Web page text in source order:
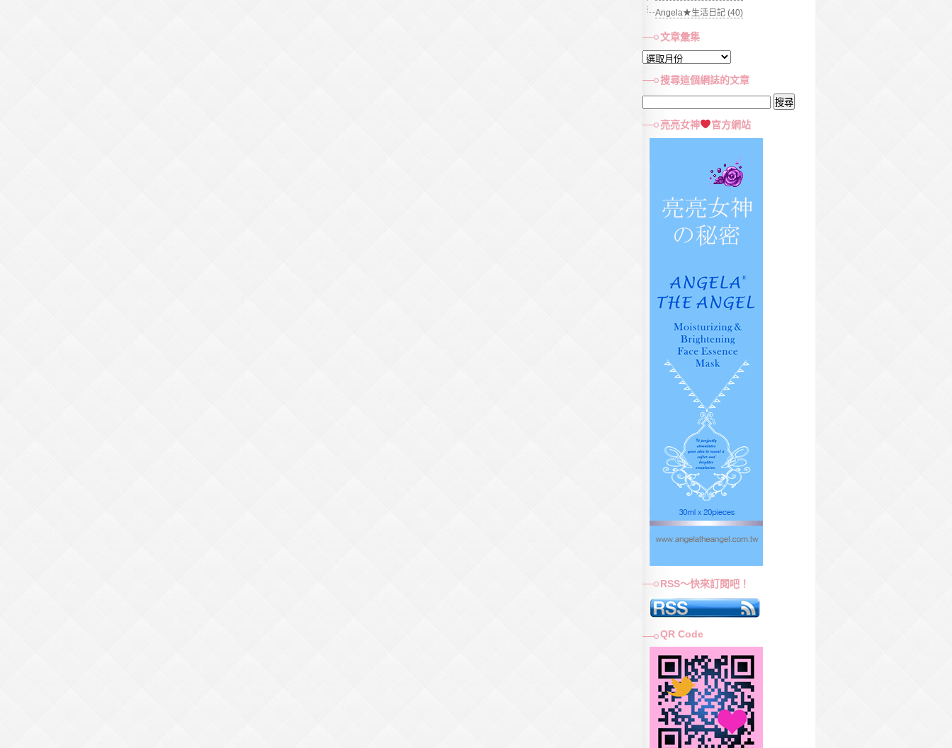
Angela★生活日記 (40)
文章彙集
文
彙
集
搜尋這個網誌的文章
關
亮亮女神 官方網站
RSS～快來訂閱吧！
QR Code